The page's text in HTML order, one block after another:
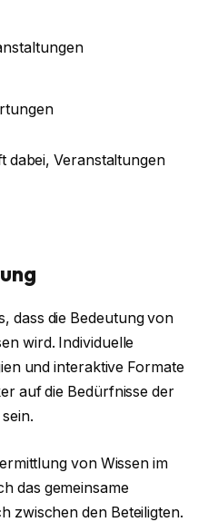
dabei, Veranstaltungen
dass die Bedeutung von
wird. Individuelle
und interaktive Formate
auf die Bedürfnisse der
von Wissen im
das gemeinsame
zwischen den Beteiligten.